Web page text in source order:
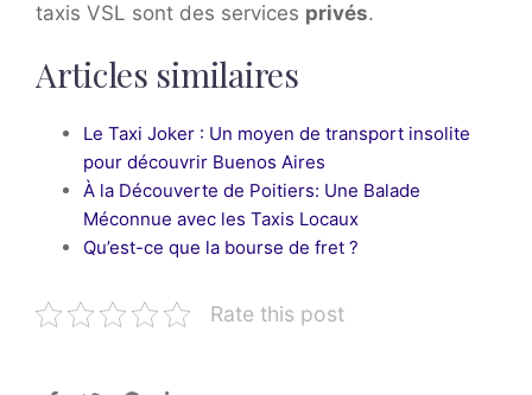
taxis VSL sont des services privés.
Articles similaires
Le Taxi Joker : Un moyen de transport insolite
pour découvrir Buenos Aires
À la Découverte de Poitiers: Une Balade
Méconnue avec les Taxis Locaux
Qu’est-ce que la bourse de fret ?
Rate this post